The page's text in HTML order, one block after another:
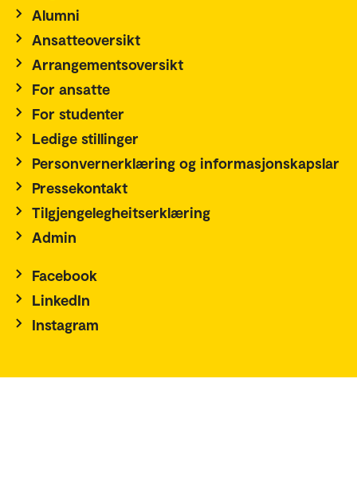
Alumni
Ansatteoversikt
Arrangementsoversikt
For ansatte
For studenter
Ledige stillinger
Personvernerklæring og informasjonskapslar
Pressekontakt
Tilgjengelegheitserklæring
Admin
Facebook
LinkedIn
Instagram